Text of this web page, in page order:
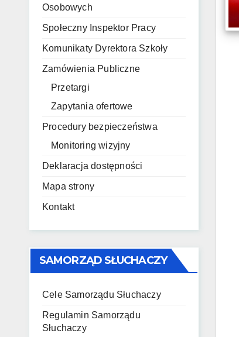
Osobowych
Społeczny Inspektor Pracy
Komunikaty Dyrektora Szkoły
Zamówienia Publiczne
Przetargi
Zapytania ofertowe
Procedury bezpieczeństwa
Monitoring wizyjny
Deklaracja dostępności
Mapa strony
Kontakt
SAMORZĄD SŁUCHACZY
Cele Samorządu Słuchaczy
Regulamin Samorządu
Słuchaczy